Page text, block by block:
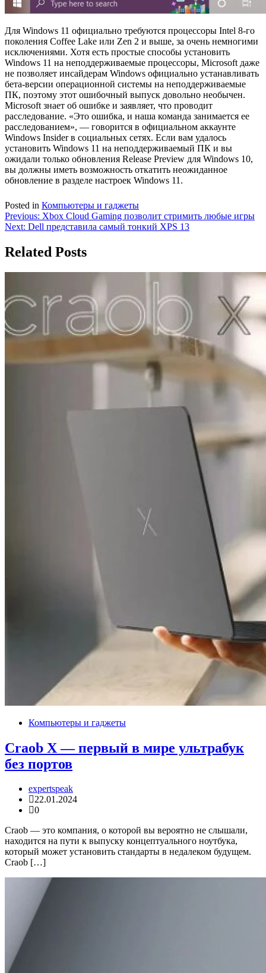
Для Windows 11 официально требуются процессоры Intel 8-го
поколения Coffee Lake или Zen 2 и выше, за очень немногими
исключениями. Хотя есть простые способы установить
Windows 11 на неподдерживаемые процессоры, Microsoft даже
не позволяет инсайдерам Windows официально устанавливать
бета-версии операционной системы на неподдерживаемые
ПК, поэтому этот ошибочный выпуск довольно необычен.
Microsoft знает об ошибке и заявляет, что проводит
расследование. «Это ошибка, и наша команда занимается ее
расследованием», — говорится в официальном аккаунте
Windows Insider в социальных сетях. Если вам удалось
установить Windows 11 на неподдерживаемый ПК и вы
ожидали только обновления Release Preview для Windows 10,
вы должны иметь возможность откатить неожиданное
обновление в разделе настроек Windows 11.
Posted in Компьютеры и гаджеты
Навигация
по
записям
Previous: Xbox Cloud Gaming позволит стримить любые игры
Next: Dell представила самый тонкий XPS 13
Related Posts
Компьютеры и гаджеты
Craob X — первый в мире ультрабук
без портов
expertspeak
22.01.2024
0
Craob — это компания, о которой вы вероятно не слышали,
находится на пути к выпуску концептуального ноутбука,
который может установить стандарты в недалеком будущем.
Craob […]